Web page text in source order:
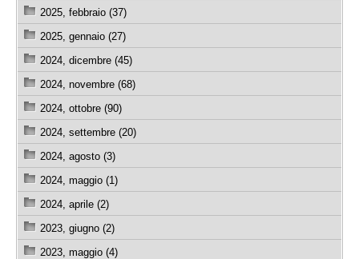
2025, febbraio (37)
2025, gennaio (27)
2024, dicembre (45)
2024, novembre (68)
2024, ottobre (90)
2024, settembre (20)
2024, agosto (3)
2024, maggio (1)
2024, aprile (2)
2023, giugno (2)
2023, maggio (4)